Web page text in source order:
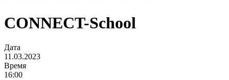
CONNECT-School
Дата
11.03.2023
Время
16:00